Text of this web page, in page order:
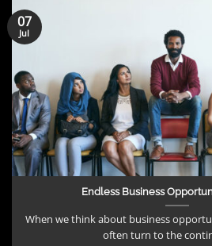
Endless Business
When we think about business
often turn to the
07
Jul